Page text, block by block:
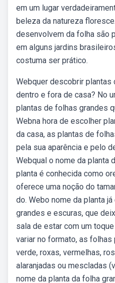
em um lugar
beleza da natureza
desenvolvem da folha são
em alguns jardins
costuma ser prático.
Webquer descobrir plantas
dentro e fora de casa? No
plantas de folhas grandes
Webna hora de escolher
da casa, as plantas de
pela sua aparência e pelo
Webqual o nome da planta
planta é conhecida como
oferece uma noção do
do. Webo nome da planta
grandes e escuras, que
sala de estar com um
variar no formato, as
verde, roxas, vermelhas,
alaranjadas ou mescladas
nome da planta da folha